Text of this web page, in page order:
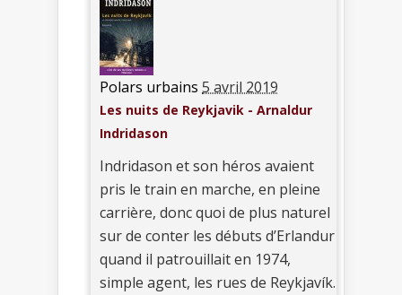
Polars urbains 5 avril 2019
Les nuits de Reykjavik - Arnaldur
Indridason
Indridason et son héros avaient
pris le train en marche, en pleine
carrière, donc quoi de plus naturel
sur de conter les débuts d’Erlandur
quand il patrouillait en 1974,
simple agent, les rues de Reykjavík.